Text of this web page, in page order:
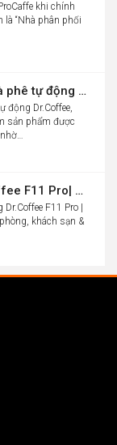
khi chính
là “Nhà phân phối
Review Dr.Coffee F11 Pro | Máy pha cà phê tự động cho văn phòng
động Dr.Coffee,
sản phẩm được
Review máy pha cà phê tự động Dr.Coffee F11 Pro| Máy pha cafe tự động cho văn phòng, khách sạn & showroom
F11 Pro |
khách sạn &